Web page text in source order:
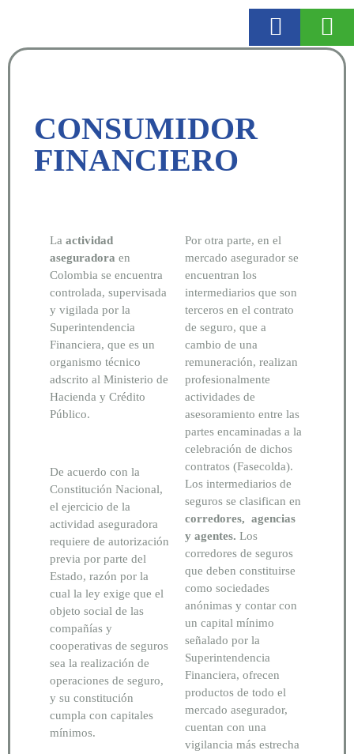
CONSUMIDOR
FINANCIERO
La actividad
aseguradora en
Colombia se encuentra
controlada, supervisada
y vigilada por la
Superintendencia
Financiera, que es un
organismo técnico
adscrito al Ministerio de
Hacienda y Crédito
Público.
De acuerdo con la
Constitución Nacional,
el ejercicio de la
actividad aseguradora
requiere de autorización
previa por parte del
Estado, razón por la
cual la ley exige que el
objeto social de las
compañías y
cooperativas de seguros
sea la realización de
operaciones de seguro,
y su constitución
cumpla con capitales
mínimos.
Por otra parte, en el
mercado asegurador se
encuentran los
intermediarios que son
terceros en el contrato
de seguro, que a
cambio de una
remuneración, realizan
profesionalmente
actividades de
asesoramiento entre las
partes encaminadas a la
celebración de dichos
contratos (Fasecolda).
Los intermediarios de
seguros se clasifican en
corredores, agencias
y agentes. Los
corredores de seguros
que deben constituirse
como sociedades
anónimas y contar con
un capital mínimo
señalado por la
Superintendencia
Financiera, ofrecen
productos de todo el
mercado asegurador,
cuentan con una
vigilancia más estrecha